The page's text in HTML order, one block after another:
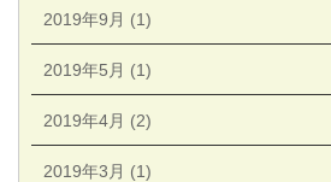
2019年9月 (1)
2019年5月 (1)
2019年4月 (2)
2019年3月 (1)